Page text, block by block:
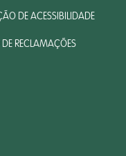
DE ACESSIBILIDADE
DE RECLAMAÇÕES